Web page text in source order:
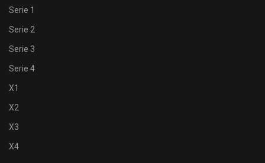
Serie 1
Serie 2
Serie 3
Serie 4
X1
X2
X3
X4